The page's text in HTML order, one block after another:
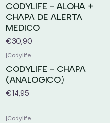
CODYLIFE - ALOHA +
CHAPA DE ALERTA
MEDICO
€30,90
|Codylife
CODYLIFE - CHAPA
(ANALOGICO)
€14,95
|Codylife